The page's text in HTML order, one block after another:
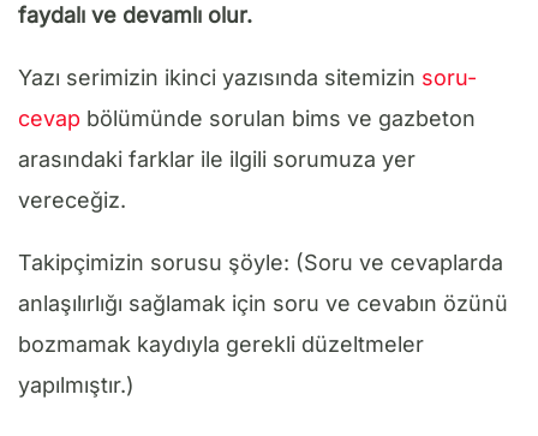
faydalı ve devamlı olur.
Yazı serimizin ikinci yazısında sitemizin soru-
cevap bölümünde sorulan bims ve gazbeton
arasındaki farklar ile ilgili sorumuza yer
vereceğiz.
Takipçimizin sorusu şöyle: (Soru ve cevaplarda
anlaşılırlığı sağlamak için soru ve cevabın özünü
bozmamak kaydıyla gerekli düzeltmeler
yapılmıştır.)